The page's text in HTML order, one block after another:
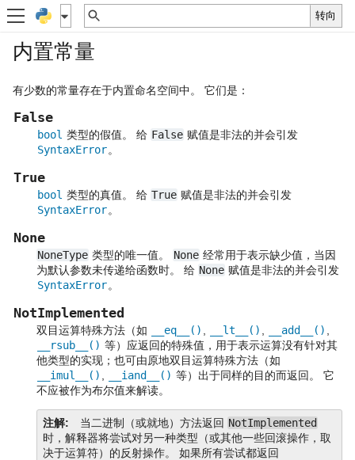
内置常量
有少数的常量存在于内置命名空间中。 它们是：
False
bool 类型的假值。 给 False 赋值是非法的并会引发
SyntaxError。
True
bool 类型的真值。 给 True 赋值是非法的并会引发
SyntaxError。
None
NoneType 类型的唯一值。 None 经常用于表示缺少值，当因
为默认参数未传递给函数时。 给 None 赋值是非法的并会引发
SyntaxError。
NotImplemented
双目运算特殊方法（如 __eq__() __lt__() __add__()
__rsub__() 等）应返回的特殊值，用于表示运算没有针对其
他类型的实现；也可由原地双目运算特殊方法（如
__imul__()
__iand__() 等）出于同样的目的而返回。 它
不应被作为布尔值来解读。
注解 当二进制（或就地）方法返回 NotImplemented
时，解释器将尝试对另一种类型（或其他一些回滚操作，取
决于运算符）的反射操作。 如果所有尝试都返回